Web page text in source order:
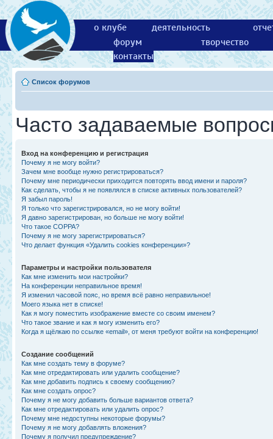
о клубе деятельность
форум
творчество
контакты
Список форумов
Часто задаваемые
Вход на конференцию и регистрация
Почему я не могу войти?
Зачем мне вообще нужно регистрироваться?
Почему мне периодически приходится повторять ввод имени и пароля?
Как сделать, чтобы я не появлялся в списке активных пользователей?
Я забыл пароль!
Я только что зарегистрировался, но не могу войти!
Я давно зарегистрирован, но больше не могу войти!
Что такое COPPA?
Почему я не могу зарегистрироваться?
Что делает функция «Удалить cookies конференции»?
Параметры и настройки пользователя
Как мне изменить мои настройки?
На конференции неправильное время!
Я изменил часовой пояс, но время всё равно неправильное!
Моего языка нет в списке!
Как я могу поместить изображение вместе со своим именем?
Что такое звание и как я могу изменить его?
Когда я щёлкаю по ссылке «email», от меня требуют войти на конференцию!
Создание сообщений
Как мне создать тему в форуме?
Как мне отредактировать или удалить сообщение?
Как мне добавить подпись к своему сообщению?
Как мне создать опрос?
Почему я не могу добавить больше вариантов ответа?
Как мне отредактировать или удалить опрос?
Почему мне недоступны некоторые форумы?
Почему я не могу добавлять вложения?
Почему я получил предупреждение?